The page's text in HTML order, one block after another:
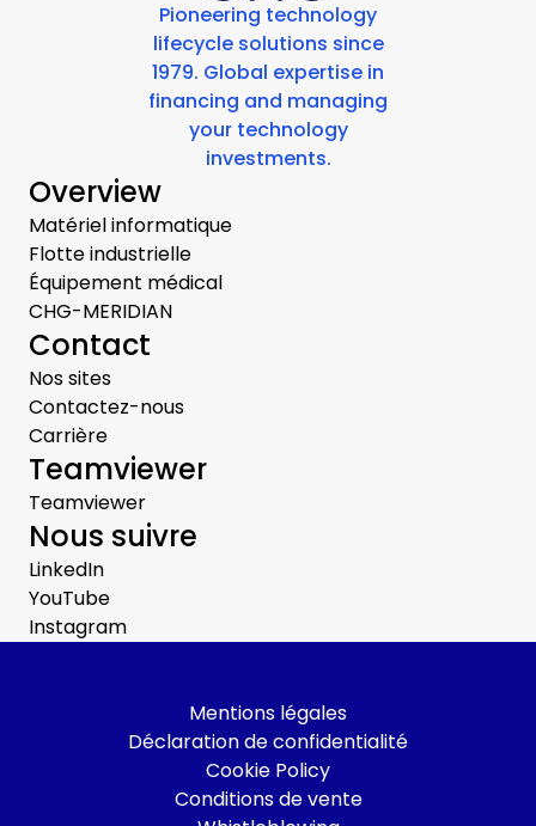
Pioneering technology
lifecycle solutions since
1979. Global expertise in
financing and managing
your technology
investments.
Overview
Matériel informatique
Flotte industrielle
Équipement médical
CHG-MERIDIAN
Contact
Nos sites
Contactez-nous
Carrière
Teamviewer
Teamviewer
Nous suivre
LinkedIn
YouTube
Instagram
Mentions légales
Déclaration de confidentialité
Cookie Policy
Conditions de vente